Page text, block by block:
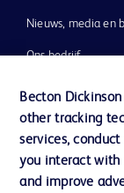
Nieuws, media en
Ons bedrijf
Ondersteuning
Contact met ons
Becton
other tracking
services,
you interact with
and improve